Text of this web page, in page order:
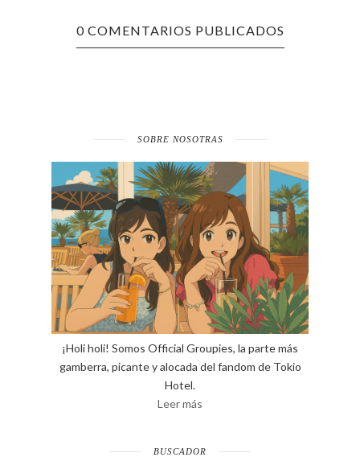
0 COMENTARIOS PUBLICADOS
SOBRE NOSOTRAS
¡Holi holi! Somos Official Groupies, la parte más
gamberra, picante y alocada del fandom de Tokio
Hotel.
Leer más
BUSCADOR